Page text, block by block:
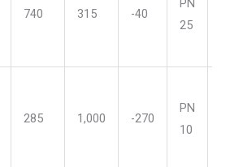
740 315 -40
PN
25
285 1,000 -270
PN
10